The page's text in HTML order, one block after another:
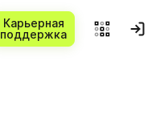
Карьерная
поддержка